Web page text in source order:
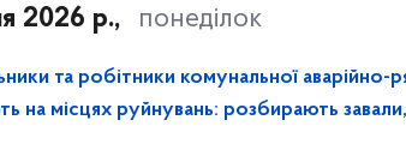
2026 р., понеділок
та робітники комунальної
на місцях руйнувань: розбирають